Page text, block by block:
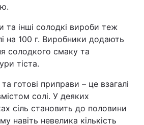
та інші солодкі вироби теж
на 100 г. Виробники додають
солодкого смаку та
тіста.
готові приправи – це взагалі
солі. У деяких
сіль становить до половини
навіть невелика кількість